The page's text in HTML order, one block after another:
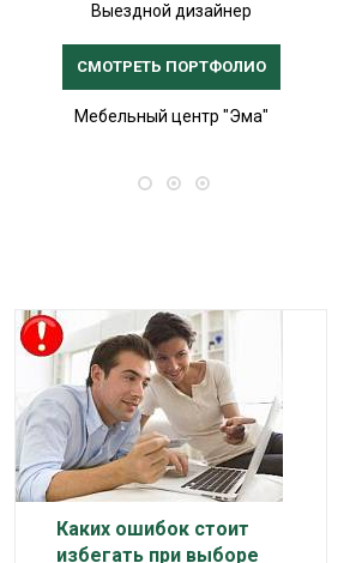
Выездной дизайнер
СМОТРЕТЬ ПОРТФОЛИО
Мебельный центр "Эма"
Каких ошибок стоит
избегать при выборе